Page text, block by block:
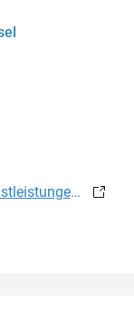
www.einbeck.de/buergerservice/dienstleistungen/elterngeld-beantragen-900000282-0.html?myMedium=1